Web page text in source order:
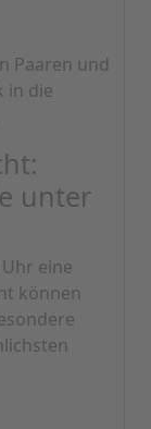
Paaren und
in die
unter
eine
können